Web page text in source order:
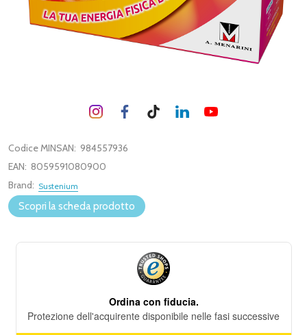
Codice MINSAN: 984557936
EAN: 8059591080900
Brand: Sustenium
Scopri la scheda prodotto